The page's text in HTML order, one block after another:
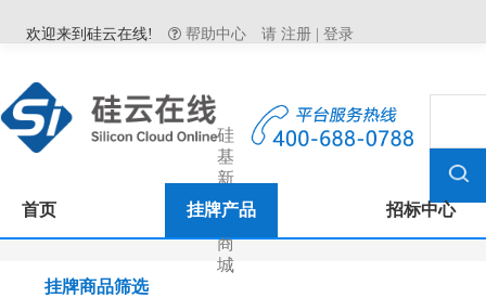
欢迎来到硅云在线! 帮助中心 请 注册 登录
硅
基
新
材
料
商
城
首页 挂牌产品 招标中心
挂牌商品筛选